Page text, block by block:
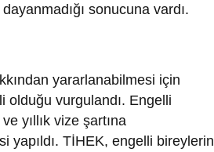
sonucuna vardı.
yararlanabilmesi için
olduğu vurgulandı. Engelli
yıllık vize şartına
yapıldı. TİHEK, engelli bireylerin